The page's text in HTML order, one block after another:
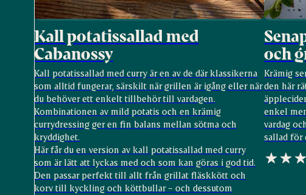
Kall potatissallad med
Cabanossy
Kall potatissallad med curry är en av de där klassikerna
som alltid fungerar, särskilt när grillen är igång eller när
du behöver ett enkelt tillbehör till vardagen.
Kombinationen av mild potatis och en krämig
currydressing ger en fin balans mellan sötma och
kryddighet.
Här får du en version av kall potatissallad med curry
som är lätt att lyckas med och som kan göras i god tid.
Den passar perfekt till allt från grillat fläskkött och
korv till kyckling och köttbullar – och dessutom
och
Krämig
den här
enkel
vardag
sallad för